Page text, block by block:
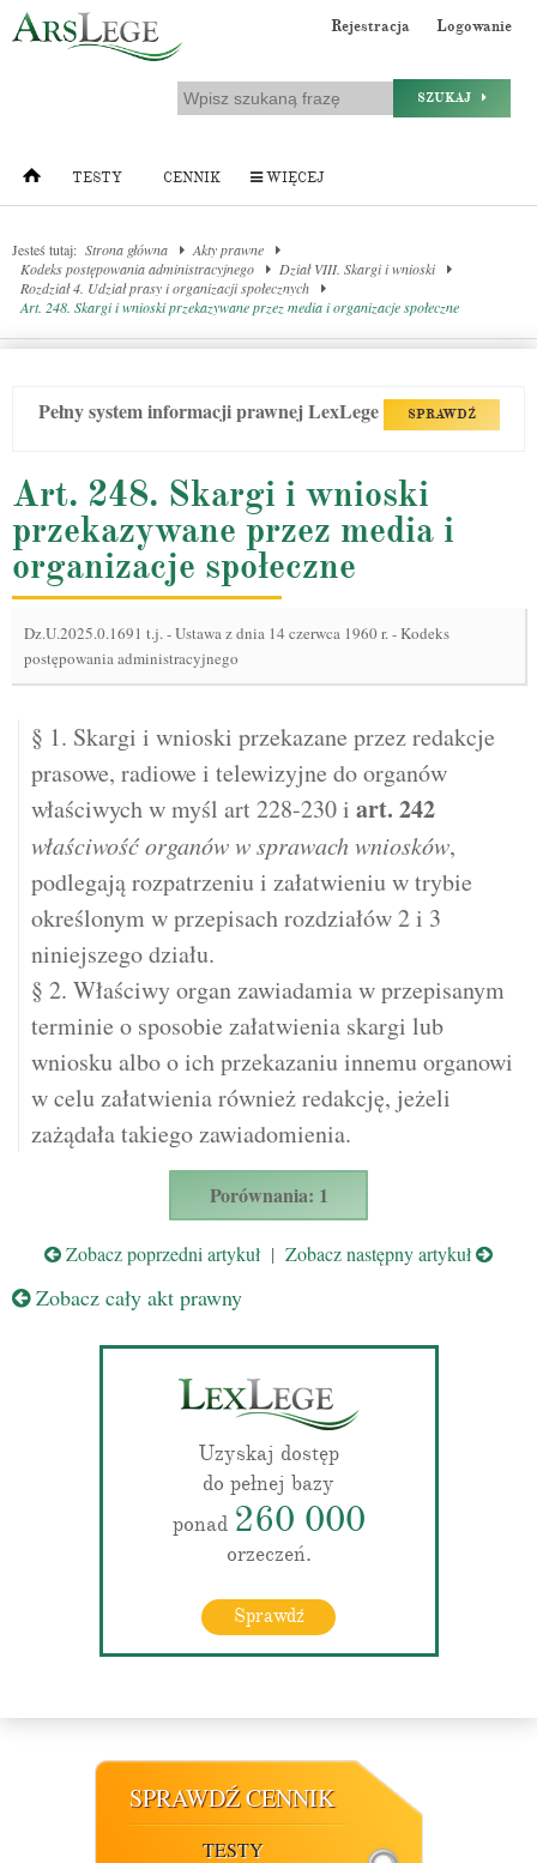
Rejestracja Logowanie
SZUKAJ
TESTY CENNIK WIĘCEJ
Jesteś tutaj: Strona główna
Akty prawne
Kodeks postępowania administracyjnego
Dział VIII. Skargi i wnioski
Rozdział 4. Udział prasy i organizacji społecznych
Art. 248. Skargi i wnioski przekazywane przez media i organizacje społeczne
Pełny system informacji prawnej LexLege SPRAWDŹ
Art. 248. Skargi i wnioski
przekazywane przez media i
organizacje społeczne
Dz.U.2025.0.1691 t.j.-Ustawa z dnia 14 czerwca 1960 r. - Kodeks
postępowania administracyjnego
§ 1. Skargi i wnioski przekazane przez redakcje
prasowe, radiowe i telewizyjne do organów
właściwych w myśl art 228-230 i art. 242
właściwość organów w sprawach wniosków,
podlegają rozpatrzeniu i załatwieniu w trybie
określonym w przepisach rozdziałów 2 i 3
niniejszego działu.
§ 2. Właściwy organ zawiadamia w przepisanym
terminie o sposobie załatwienia skargi lub
wniosku albo o ich przekazaniu innemu organowi
w celu załatwienia również redakcję, jeżeli
zażądała takiego zawiadomienia.
Porównania: 1
Zobacz poprzedni artykuł | Zobacz następny artykuł
Zobacz cały akt prawny
Uzyskaj dostęp
do pełnej bazy
ponad 260 000
orzeczeń.
Sprawdź
SPRAWDŹ CENNIK
TESTY